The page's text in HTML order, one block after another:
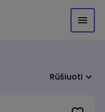
Rūšiuoti